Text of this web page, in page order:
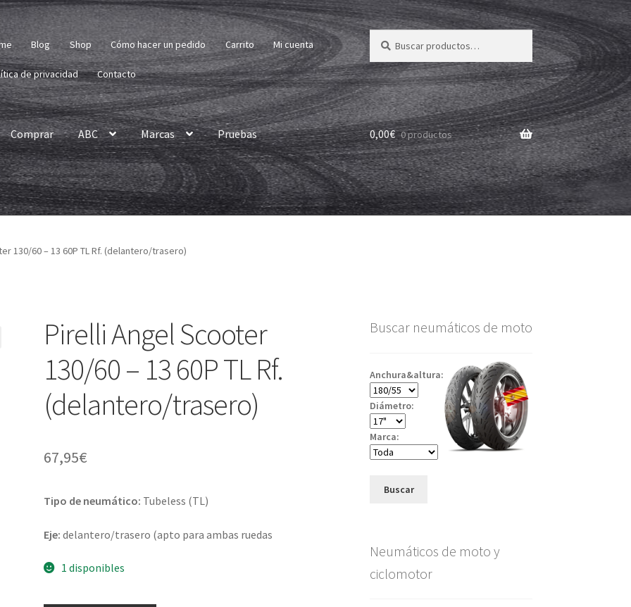
Blog Shop Cómo hacer un pedido Carrito Mi cuenta
de privacidad Contacto
Buscar
por:
Buscar
Comprar ABC Marcas Pruebas 0,00€ 0 productos
130/60 – 13 60P TL Rf. (delantero/trasero)
Pirelli Angel Scooter
130/60 – 13 60P TL Rf.
(delantero/trasero)
67,95€
Tipo de neumático: Tubeless (TL)
Eje:delantero/trasero (apto para ambas ruedas
1 disponibles
Buscar neumáticos de moto
Anchura&altura:
Diámetro:
Marca:
Buscar
Neumáticos de moto y
ciclomotor